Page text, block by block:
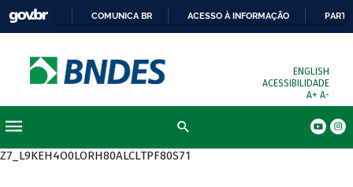
COMUNICA BR ACESSO À INFORMAÇÃO
ENGLISH
ACESSIBILIDADE
A+ A-
Z7_L9KEH4O0LORH80ALCLTPF80S71